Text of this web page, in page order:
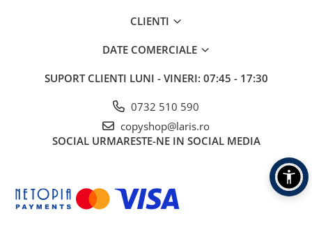
Baterii & Acumulatori
Prosoape din hartie
Pentru geamuri
Pentru bucatarie
CLIENTI
DATE COMERCIALE
SUPORT CLIENTI LUNI - VINERI: 07:45 - 17:30
0732 510 590
copyshop@laris.ro
SOCIAL URMARESTE-NE IN SOCIAL MEDIA